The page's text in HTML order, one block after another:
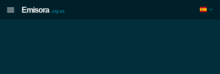
Emisora .org.es